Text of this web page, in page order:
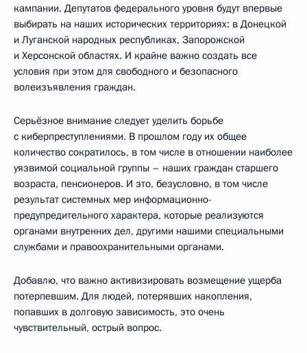
кампании. Депутатов федерального уровня будут впервые
выбирать на наших исторических территориях: в Донецкой
и Луганской народных республиках, Запорожской
и Херсонской областях. И крайне важно создать все
условия при этом для свободного и безопасного
волеизъявления граждан.
Серьёзное внимание следует уделить борьбе
с киберпреступлениями. В прошлом году их общее
количество сократилось, в том числе в отношении наиболее
уязвимой социальной группы – наших граждан старшего
возраста, пенсионеров. И это, безусловно, в том числе
результат системных мер информационно-
предупредительного характера, которые реализуются
органами внутренних дел, другими нашими специальными
службами и правоохранительными органами.
Добавлю, что важно активизировать возмещение ущерба
потерпевшим. Для людей, потерявших накопления,
попавших в долговую зависимость, это очень
чувствительный, острый вопрос.